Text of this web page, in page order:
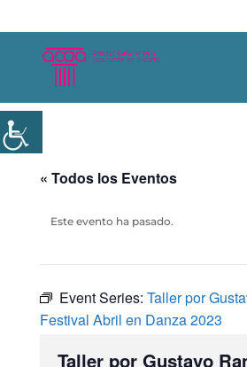
« Todos los Eventos
Este evento ha pasado.
Event Series: Taller por
Festival Abril en Danza 2023
Taller por Gustavo